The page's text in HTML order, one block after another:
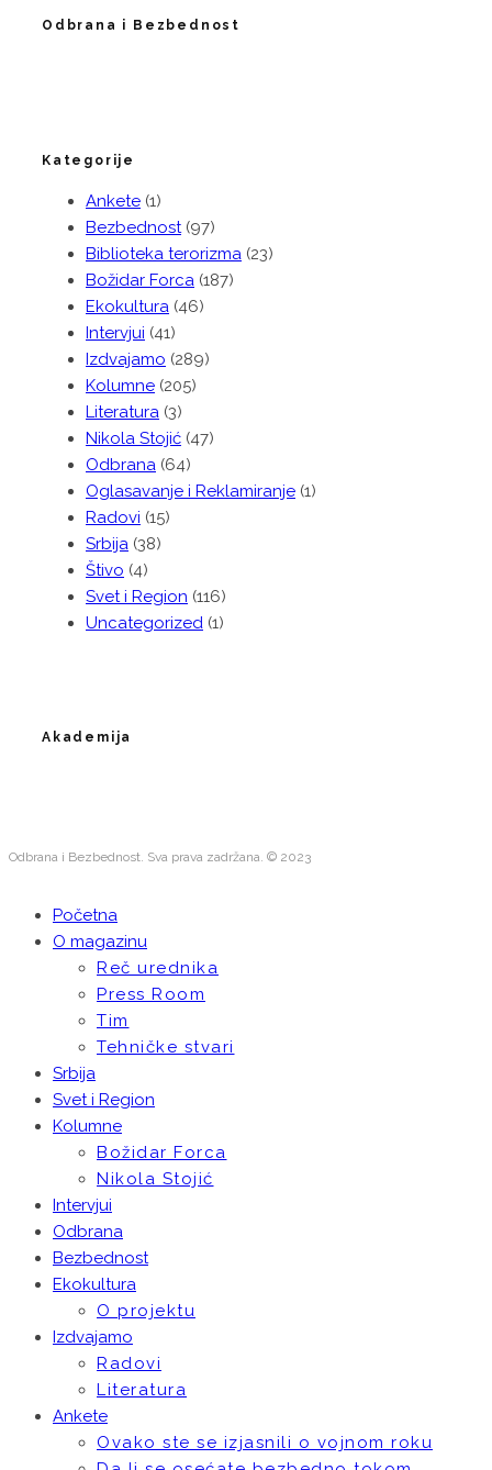
Odbrana i Bezbednost
Kategorije
Ankete (1)
Bezbednost(97)
Biblioteka terorizma (23)
Božidar Forca (187)
Ekokultura (46)
Intervjui (41)
Izdvajamo (289)
Kolumne (205)
Literatura (3)
Nikola Stojić (47)
Odbrana (64)
Oglasavanje i Reklamiranje (1)
Radovi (15)
Srbija (38)
Štivo (4)
Svet i Region (116)
Uncategorized (1)
Akademija
Odbrana i Bezbednost. Sva prava zadržana. © 2023
Početna
O magazinu
Reč urednika
Press Room
Tim
Tehničke stvari
Srbija
Svet i Region
Kolumne
Božidar Forca
Nikola Stojić
Intervjui
Odbrana
Bezbednost
Ekokultura
O projektu
Izdvajamo
Radovi
Literatura
Ankete
Ovako ste se izjasnili o vojnom roku